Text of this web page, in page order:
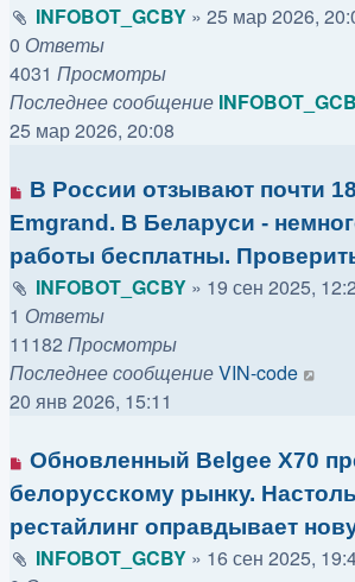
INFOBOT_GCBY » 25 мар 2026,
0 Ответы
4031 Просмотры
Последнее сообщение
25 мар 2026, 20:08
В России отзывают почти
Emgrand. В Беларуси -
работы бесплатны.
INFOBOT_GCBY » 19 сен 2025,
1 Ответы
11182 Просмотры
Последнее сообщениеVIN-code
20 янв 2026, 15:11
Обновленный Belgee X70
белорусскому рынку.
рестайлинг оправдывает
INFOBOT_GCBY » 16 сен 2025,